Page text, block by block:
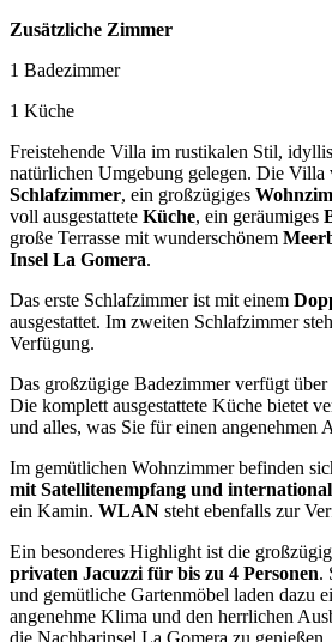
Zusätzliche Zimmer
1 Badezimmer
1 Küche
Freistehende Villa im rustikalen Stil,
natürlichen Umgebung gelegen. Die Villa
Schlafzimmer, ein großzügiges
voll ausgestattete Küche, ein geräumiges
große Terrasse mit wunderschönem
Insel La Gomera.
Das erste Schlafzimmer ist mit einem
ausgestattet. Im zweiten Schlafzimmer
Verfügung.
Das großzügige Badezimmer verfügt über
Die komplett ausgestattete Küche bietet
und alles, was Sie für einen angenehmen
Im gemütlichen Wohnzimmer befinden
mit Satellitenempfang und
ein Kamin. WLAN steht ebenfalls zur
Ein besonderes Highlight ist die
privaten Jacuzzi für bis zu 4 Personen.
und gemütliche Gartenmöbel laden dazu
angenehme Klima und den herrlichen
die Nachbarinsel La Gomera zu genießen.